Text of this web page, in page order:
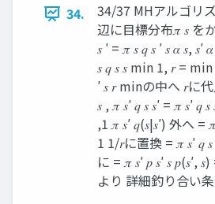
34.
34/37 MHアルゴリ
辺に目標分布𝜋 𝑠 を
𝑠 ′ = 𝜋 𝑠 𝑞 𝑠 ′ 𝑠 𝛼 𝑠, 𝑠′
𝑠 𝑞 𝑠 𝑠 min 1, 𝑟 = min
′ 𝑠 𝑟 minの中へ 𝑟に
𝑠 , 𝜋 𝑠′ 𝑞 𝑠 𝑠′ = 𝜋 𝑠′ 𝑞
,1 𝜋 𝑠′ 𝑞(𝑠|𝑠′) 外へ =
1 1/𝑟に置換 = 𝜋 𝑠′ 𝑞
に = 𝜋 𝑠′ 𝑝 𝑠′ 𝑠 𝑝(𝑠′,
より 詳細釣り合い